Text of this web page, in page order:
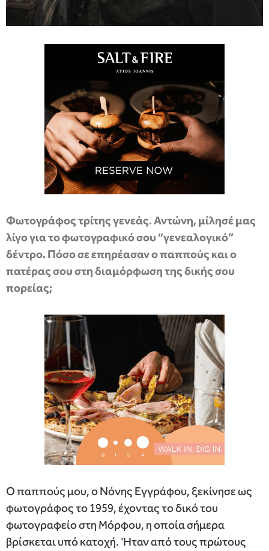
Φωτογράφος τρίτης γενεάς. Αντώνη, μίλησέ μας
λίγο για το φωτογραφικό σου “γενεαλογικό”
δέντρο. Πόσο σε επηρέασαν ο παππούς και ο
πατέρας σου στη διαμόρφωση της δικής σου
πορείας;
Ο παππούς μου, ο Νόνης Εγγράφου, ξεκίνησε ως
φωτογράφος το 1959, έχοντας το δικό του
φωτογραφείο στη Μόρφου, η οποία σήμερα
βρίσκεται υπό κατοχή. Ήταν από τους πρώτους